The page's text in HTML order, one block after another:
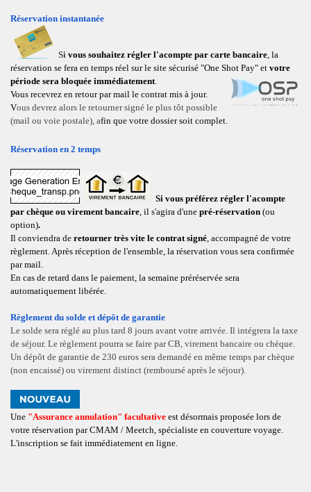
Réservation instantanée
Si vous souhaitez régler l'acompte par carte bancaire, la
réservation se fera en temps réel sur le site sécurisé "One Shot Pay" et votre
période sera bloquée immédiatement.
Vous recevrez en retour par mail le contrat mis à jour.
Vous devrez alors le retourner signé le plus tôt possible
(mail ou voie postale), afin que votre dossier soit complet.
Réservation en 2 temps
Si vous préférez régler l'acompte
par chèque ou virement bancaire, il s'agira d'une pré-réservation (ou
option).
Il conviendra de retourner très vite le contrat signé, accompagné de votre
règlement.Après réception de l'ensemble, la réservation vous sera confirmée
par mail.
En cas de retard dans le paiement, la semaine préréservée sera
automatiquement libérée.
Règlement du solde et dépôt de garantie
Le solde sera réglé au plus tard 8 jours avant votre arrivée. Il intégrera la taxe
de séjour. Le règlement pourra se faire par CB, virement bancaire ou chèque.
Un dépôt de garantie de 230 euros sera demandé en même temps par chèque
(non encaissé) ou virement distinct (remboursé après le séjour).
Une "Assurance annulation" facultative est désormais proposée lors de
votre réservation par CMAM / Meetch, spécialiste en couverture voyage.
L'inscription se fait immédiatement en ligne.